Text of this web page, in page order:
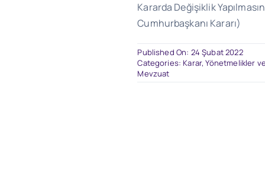
Kararda Değişiklik
Cumhurbaşkanı Kararı)
Published On: 24 Şubat 2022
Categories: Karar, Yönetmelikler
Mevzuat